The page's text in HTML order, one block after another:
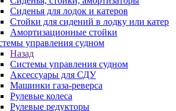
Сиденья для лодок и катеров
Стойки для сидений в лодку или катер
Амортизационные стойки
управления судном
Назад
Системы управления судном
Аксессуары для СДУ
Машинки газа-реверса
Рулевые колеса
Рулевые редукторы